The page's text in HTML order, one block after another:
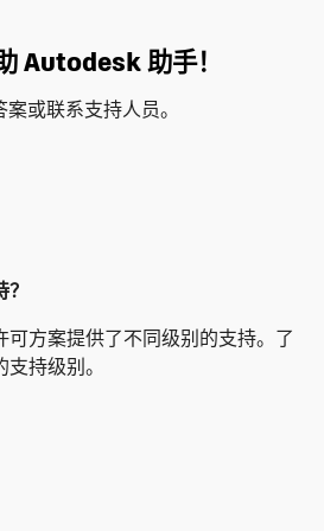
Autodesk 助手！
或联系支持人员。
可方案提供了不同级别的支持。了
持级别。